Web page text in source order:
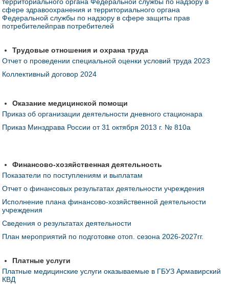
сфере здравоохранения и территориального органа
Федеральной службы по надзору в сфере защиты прав
потребителейправ потребителей
Трудовые отношения и охрана труда
Отчет о проведении специальной оценки условий труда 2023
Коллективный договор 2024
Оказание медицинской помощи
Приказ об организации деятельности дневного стационара
Приказ Минздрава России от 31 октября 2013 г. № 810а
Финансово-хозяйственная деятельность
Показатели по поступлениям и выплатам
Отчет о финансовых результатах деятельности учреждения
Исполнение плана финансово-хозяйственной деятельности
учреждения
Сведения о результатах деятельности
План мероприятий по подготовке отоп. сезона 2026-2027гг.
Платные услуги
Платные медицинские услуги оказываемые в ГБУЗ Армавирский
КВД